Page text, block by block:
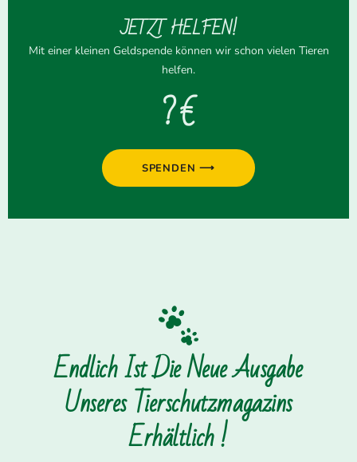
JETZT HELFEN!
Mit einer kleinen Geldspende können wir schon vielen Tieren
helfen.
? €
SPENDEN ⟶
Endlich Ist Die Neue Ausgabe
Unseres Tierschutzmagazins
Erhältlich !